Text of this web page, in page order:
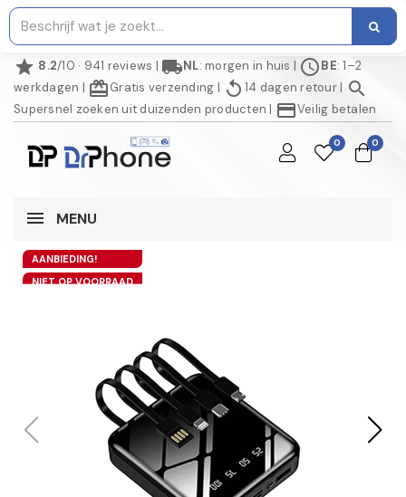
star 8.2/10 · 941 reviews | local_shippingNL: morgen in huis | scheduleBE: 1–2
werkdagen | redeemGratis verzending | replay 14 dagen retour| search
Supersnel zoeken uit duizenden producten | credit_cardVeilig betalen
0 0
MENU
AANBIEDING!
NIET OP VOORRAAD